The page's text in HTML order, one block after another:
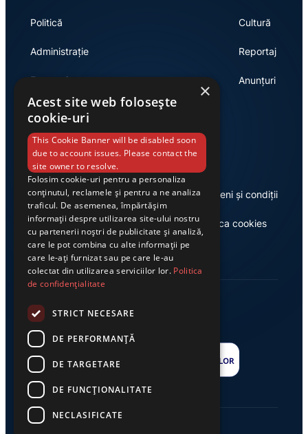
Politică
Administrație
Economie
Cultură
Reportaj
Anunțuri
Link-uri utile
Despre noi
Casa de editură Exclusiv
Termeni și condiții
Politica cookies
×
Acest site web folosește
cookie-uri
This Cookie Banner will be disabled soon
due to account issues. Please contact the
site owner to resolve.
Folosim cookie-uri pentru a personaliza
conținutul, reclamele și pentru a ne analiza
traficul. De asemenea, împărtășim
informații despre utilizarea site-ului nostru
cu partenerii noștri de publicitate și analiză,
care le pot combina cu alte informații pe
care le-ați furnizat sau pe care le-au
colectat din utilizarea serviciilor lor. Politica
de confidențialitate
STRICT NECESARE
DE PERFORMANȚĂ
DE TARGETARE
DE FUNCŢIONALITATE
NECLASIFICATE